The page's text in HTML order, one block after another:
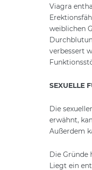
Viagra
weiblichen
verbessert
SEXUELLE
Die
erwähnt,
Außerdem
Die Gründe
Liegt ein